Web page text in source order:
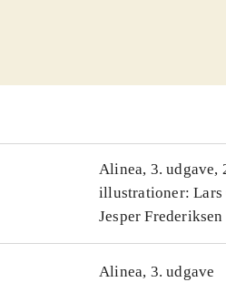
Alinea, 3. udgave,
illustrationer: Lars
Jesper Frederiksen
Alinea, 3. udgave